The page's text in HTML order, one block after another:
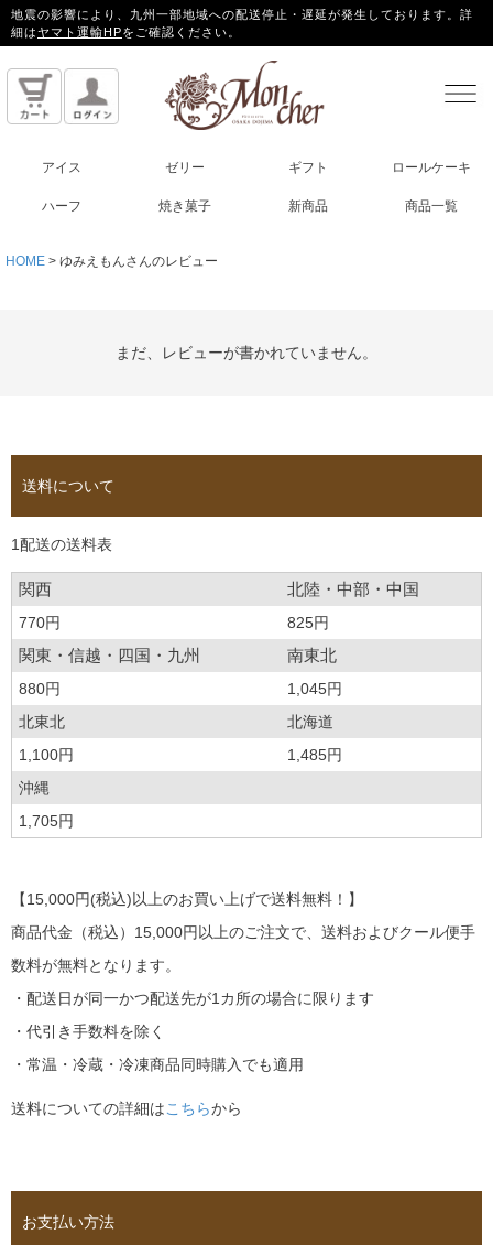
地震の影響により、九州一部地域への配送停止・遅延が発生しております。詳
細はヤマト運輸HPをご確認ください。
アイス ゼリー ギフト ロールケーキ
ハーフ 焼き菓子 新商品 商品一覧
HOME ゆみえもんさんのレビュー
まだ、レビューが書かれていません。
送料について
1配送の送料表
関西 北陸・中部・中国
770円 825円
関東・信越・四国・九州 南東北
880円
1,045円
北東北
北海道
1,100円
1,485円
沖縄
1,705円
【15,000円(税込)以上のお買い上げで送料無料！】
商品代金（税込）15,000円以上のご注文で、送料およびクール便手
数料が無料となります。
・配送日が同一かつ配送先が1カ所の場合に限ります
・代引き手数料を除く
・常温・冷蔵・冷凍商品同時購入でも適用
送料についての詳細はこちらから
お支払い方法